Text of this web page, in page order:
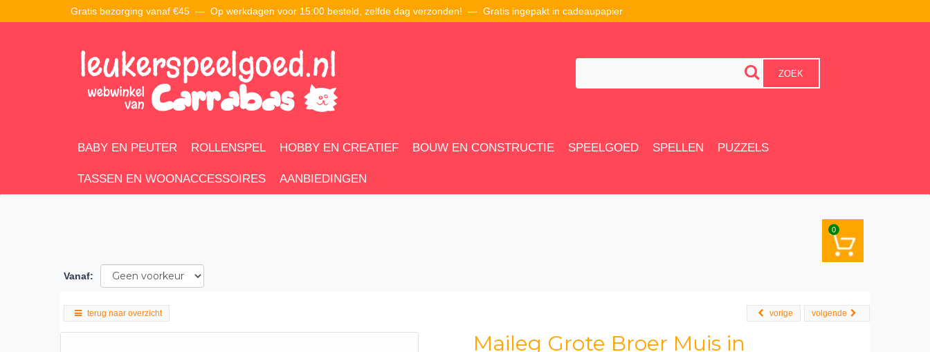
Gratis bezorging vanaf €45 — Op werkdagen voor 15:00 besteld, zelfde dag verzonden! — Gratis ingepakt in cadeaupapier
ZOEK
BABY EN PEUTER ROLLENSPEL HOBBY EN CREATIEF BOUW EN CONSTRUCTIE SPEELGOED SPELLEN PUZZELS
TASSEN EN WOONACCESSOIRES AANBIEDINGEN
0
Vanaf:
terug naar overzicht volgende
vorige
Maileg Grote Broer Muis in